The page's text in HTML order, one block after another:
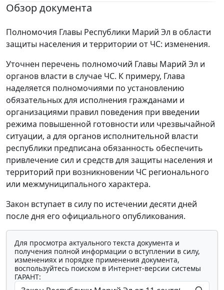
Обзор документа
Полномочия Главы Республики Марий Эл в области
защиты населения и территории от ЧС: изменения.
Уточнен перечень полномочий Главы Марий Эл и
органов власти в случае ЧС. К примеру, Глава
наделяется полномочиями по установлению
обязательных для исполнения гражданами и
организациями правил поведения при введении
режима повышенной готовности или чрезвычайной
ситуации, а для органов исполнительной власти
республики предписана обязанность обеспечить
привлечение сил и средств для защиты населения и
территорий при возникновении ЧС регионального
или межмуниципального характера.
Закон вступает в силу по истечении десяти дней
после дня его официального опубликования.
Для просмотра актуального текста документа и
получения полной информации о вступлении в силу,
изменениях и порядке применения документа,
воспользуйтесь поиском в Интернет-версии системы
ГАРАНТ: